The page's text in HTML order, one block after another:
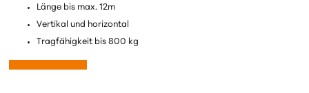
Länge bis max. 12m
Vertikal und horizontal
Tragfähigkeitbis 800 kg